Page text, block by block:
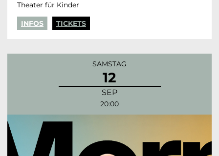
Theater für Kinder
INFOS TICKETS
SAMSTAG
12
SEP
20:00